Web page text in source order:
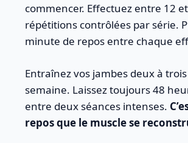
commencer. Effectuez entre 12
répétitions contrôlées par série.
minute de repos entre chaque
Entraînez vos jambes deux à
semaine. Laissez toujours 48
entre deux séances intenses.
repos que le muscle se